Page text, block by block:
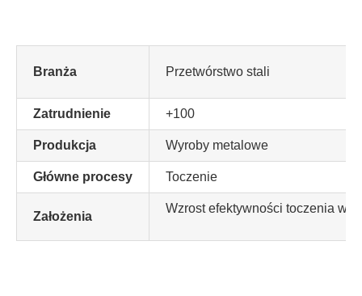
Referencje
Branża Przetwórstwo stali
Zatrudnienie +100
Produkcja Wyroby metalowe
Główne procesy Toczenie
Założenia
Wzrost efektywności toczenia